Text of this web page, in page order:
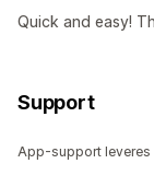
Quick and easy!
Support
App-support leveres